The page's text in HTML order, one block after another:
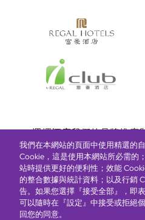
Bottom
menu
選擇酒店我們的品牌推廣
管理層
搶先一步，掌
我們在本網站的頁面中使用精選的
Cookie，這是使用本網站所必需的
站時提供更好的便利性；效能
的整合數據與統計資料；以及行銷
告。如果您選擇『接受全部』，即
可以隨時在『設定』中接受或拒絕
回您的同意。